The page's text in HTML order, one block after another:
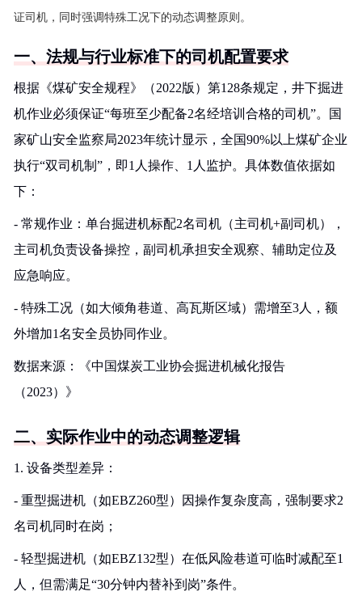
证司机，同时强调特殊工况下的动态调整原则。
一、法规与行业标准下的司机配置要求
根据《煤矿安全规程》（2022版）第128条规定，井下掘进
机作业必须保证“每班至少配备2名经培训合格的司机”。国
家矿山安全监察局2023年统计显示，全国90%以上煤矿企业
执行“双司机制”，即1人操作、1人监护。具体数值依据如
下：
- 常规作业：单台掘进机标配2名司机（主司机+副司机），
主司机负责设备操控，副司机承担安全观察、辅助定位及
应急响应。
- 特殊工况（如大倾角巷道、高瓦斯区域）需增至3人，额
外增加1名安全员协同作业。
数据来源：《中国煤炭工业协会掘进机械化报告
（2023）》
二、实际作业中的动态调整逻辑
1. 设备类型差异：
- 重型掘进机（如EBZ260型）因操作复杂度高，强制要求2
名司机同时在岗；
- 轻型掘进机（如EBZ132型）在低风险巷道可临时减配至1
人，但需满足“30分钟内替补到岗”条件。